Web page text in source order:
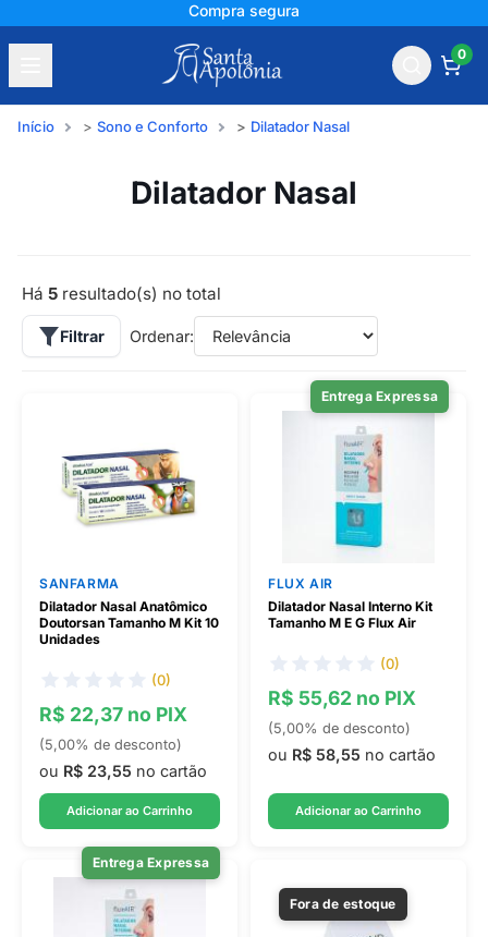
Compra segura
0
Início Sono e Conforto Dilatador Nasal
Dilatador Nasal
Há 5 resultado(s) no total
Filtrar Ordenar:
SANFARMA
Dilatador Nasal Anatômico
Doutorsan Tamanho M Kit 10
Unidades
(0)
R$ 22,37 no PIX
(5,00% de desconto)
ou R$ 23,55 no cartão
Adicionar ao Carrinho
Entrega Expressa
FLUX AIR
Dilatador Nasal Interno Kit
Tamanho M E G Flux Air
(0)
R$ 55,62 no PIX
(5,00% de desconto)
ou R$ 58,55 no cartão
Adicionar ao Carrinho
Entrega Expressa
Fora de estoque